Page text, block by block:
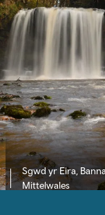
Sgwd yr Eira,
Mittelwales